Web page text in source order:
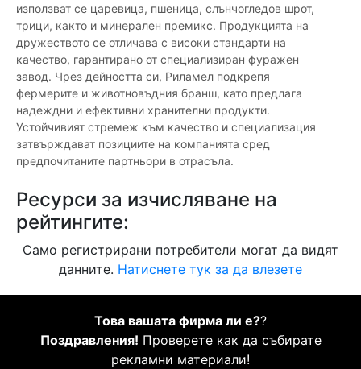
използват се царевица, пшеница, слънчогледов шрот,
трици, както и минерален премикс. Продукцията на
дружеството се отличава с високи стандарти на
качество, гарантирано от специализиран фуражен
завод. Чрез дейността си, Риламел подкрепя
фермерите и животновъдния бранш, като предлага
надеждни и ефективни хранителни продукти.
Устойчивият стремеж към качество и специализация
затвърждават позициите на компанията сред
предпочитаните партньори в отрасъла.
Ресурси за изчисляване на
рейтингите:
Само регистрирани потребители могат да видят
данните. Натиснете тук за да влезете
Това вашата фирма ли е??
Поздравления! Проверете как да събирате
рекламни материали!